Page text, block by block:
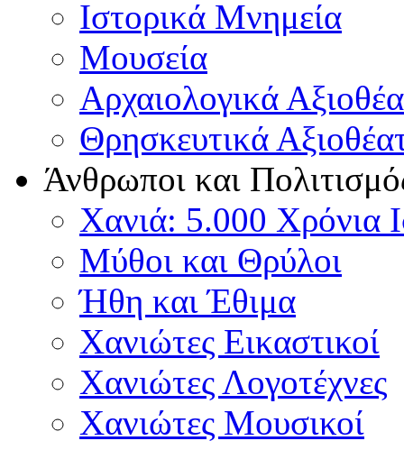
Ιστορικά Μνημεία
Μουσεία
Αρχαιολογικά
Θρησκευτικά
Άνθρωποι και
Χανιά: 5.000 Χρόνια
Μύθοι και Θρύλοι
Ήθη και Έθιμα
Χανιώτες Εικαστικοί
Χανιώτες Λογοτέχνες
Χανιώτες Μουσικοί